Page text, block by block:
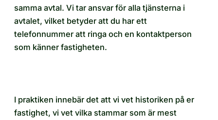
samma avtal. Vi tar ansvar för alla tjänsterna i
avtalet, vilket betyder att du har ett
telefonnummer att ringa och en kontaktperson
som känner fastigheten.
I praktiken innebär det att vi vet historiken på er
fastighet, vi vet vilka stammar som är mest